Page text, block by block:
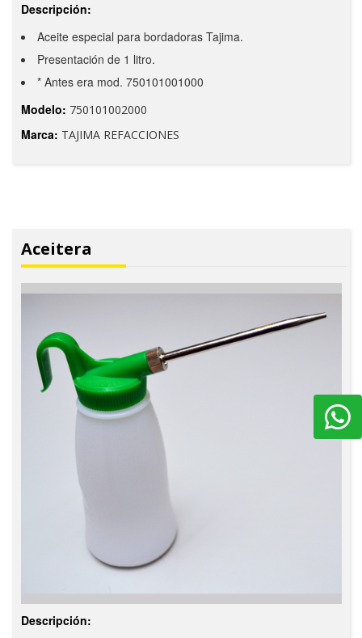
Descripción:
Aceite especial para bordadoras Tajima.
Presentación de 1 litro.
* Antes era mod. 750101001000
Modelo: 750101002000
Marca: TAJIMA REFACCIONES
Aceitera
Descripción: